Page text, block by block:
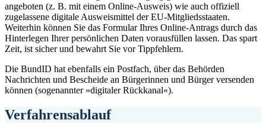
angeboten (z. B. mit einem Online-Ausweis) wie auch offiziell
zugelassene digitale Ausweismittel der EU-Mitgliedsstaaten.
Weiterhin können Sie das Formular Ihres Online-Antrags durch das
Hinterlegen Ihrer persönlichen Daten vorausfüllen lassen. Das spart
Zeit, ist sicher und bewahrt Sie vor Tippfehlern.
Die BundID hat ebenfalls ein Postfach, über das Behörden
Nachrichten und Bescheide an Bürgerinnen und Bürger versenden
können (sogenannter »digitaler Rückkanal«).
Verfahrensablauf